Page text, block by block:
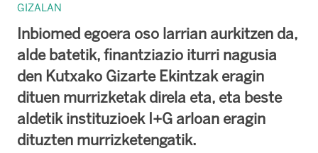
GIZALAN
Inbiomed egoera oso larrian aurkitzen da,
alde batetik, finantziazio iturri nagusia
den Kutxako Gizarte Ekintzak eragin
dituen murrizketak direla eta, eta beste
aldetik instituzioek I+G arloan eragin
dituzten murrizketengatik.